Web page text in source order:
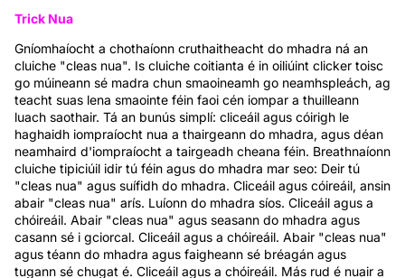
Trick Nua
Gníomhaíocht a chothaíonn cruthaitheacht do mhadra ná an
cluiche "cleas nua". Is cluiche coitianta é in oiliúint clicker toisc
go múineann sé madra chun smaoineamh go neamhspleách, ag
teacht suas lena smaointe féin faoi cén iompar a thuilleann
luach saothair. Tá an bunús simplí: cliceáil agus cóirigh le
haghaidh iompraíocht nua a thairgeann do mhadra, agus déan
neamhaird d'iompraíocht a tairgeadh cheana féin. Breathnaíonn
cluiche tipiciúil idir tú féin agus do mhadra mar seo: Deir tú
"cleas nua" agus suífidh do mhadra. Cliceáil agus cóireáil, ansin
abair "cleas nua" arís. Luíonn do mhadra síos. Cliceáil agus a
chóireáil. Abair "cleas nua" agus seasann do mhadra agus
casann sé i gciorcal. Cliceáil agus a chóireáil. Abair "cleas nua"
agus téann do mhadra agus faigheann sé bréagán agus
tugann sé chugat é. Cliceáil agus a chóireáil. Más rud é nuair a